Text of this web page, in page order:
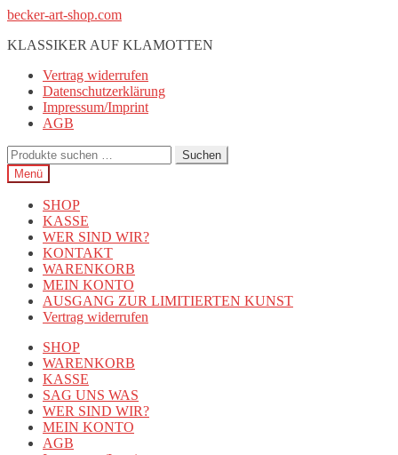
Zur
springen
Zum
springen
becker-art-shop.com
KLASSIKER AUF KLAMOTTEN
Vertrag widerrufen
Datenschutzerklärung
Impressum/Imprint
AGB
Suchen
nach:
Suchen
Menü
SHOP
KASSE
WER SIND WIR?
KONTAKT
WARENKORB
MEIN KONTO
AUSGANG ZUR LIMITIERTEN KUNST
Vertrag widerrufen
SHOP
WARENKORB
KASSE
SAG UNS WAS
WER SIND WIR?
MEIN KONTO
AGB